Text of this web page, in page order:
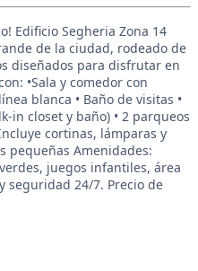
Edificio Segheria Zona 14
de la ciudad, rodeado de
diseñados para disfrutar en
•Sala y comedor con
blanca • Baño de visitas •
in closet y baño) • 2 parqueos
cortinas, lámparas y
pequeñas Amenidades:
juegos infantiles, área
seguridad 24/7. Precio de